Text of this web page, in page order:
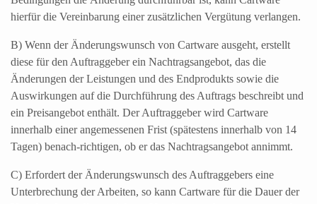
hierfür die Vereinbarung einer zusätzlichen Vergütung verlangen.
B) Wenn der Änderungswunsch von Cartware ausgeht, erstellt
diese für den Auftraggeber ein Nachtragsangebot, das die
Änderungen der Leistungen und des Endprodukts sowie die
Auswirkungen auf die Durchführung des Auftrags beschreibt und
ein Preisangebot enthält. Der Auftraggeber wird Cartware
innerhalb einer angemessenen Frist (spätestens innerhalb von 14
Tagen) benach-richtigen, ob er das Nachtragsangebot annimmt.
C) Erfordert der Änderungswunsch des Auftraggebers eine
Unterbrechung der Arbeiten, so kann Cartware für die Dauer der